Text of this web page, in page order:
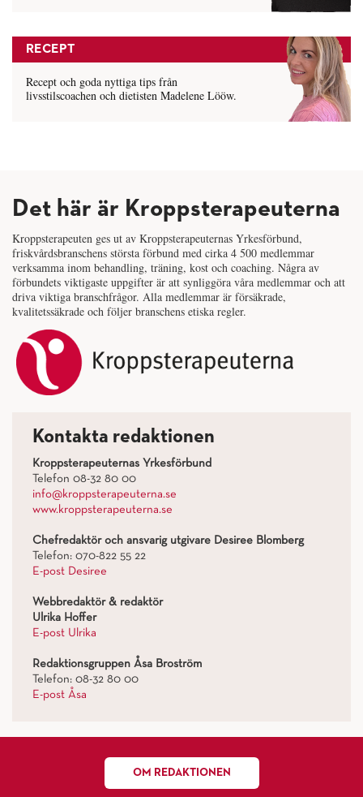
RECEPT
Recept och goda nyttiga tips från
livsstilscoachen och dietisten Madelene Lööw.
Det här är Kroppsterapeuterna
Kroppsterapeuten ges ut av Kroppsterapeuternas Yrkesförbund,
friskvårdsbranschens största förbund med cirka 4 500 medlemmar
verksamma inom behandling, träning, kost och coaching. Några av
förbundets viktigaste uppgifter är att synliggöra våra medlemmar och att
driva viktiga branschfrågor. Alla medlemmar är försäkrade,
kvalitetssäkrade och följer branschens etiska regler.
Kontakta redaktionen
Kroppsterapeuternas Yrkesförbund
Telefon 08-32 80 00
info@kroppsterapeuterna.se
www.kroppsterapeuterna.se
Chefredaktör och ansvarig utgivare Desiree Blomberg
Telefon: 070-822 55 22
E-post Desiree
Webbredaktör & redaktör
Ulrika Hoffer
E-post Ulrika
Redaktionsgruppen Åsa Broström
Telefon: 08-32 80 00
E-post Åsa
OM REDAKTIONEN